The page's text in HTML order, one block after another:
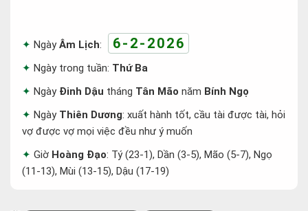
NgàyÂm Lịch: 6-2-2026
Ngày trong tuần: Thứ Ba
Ngày Đinh Dậu tháng Tân Mão năm Bính Ngọ
Ngày Thiên Dương: xuất hành tốt, cầu tài được tài, hỏi
vợ được vợ mọi việc đều như ý muốn
Giờ Hoàng Đạo: Tý (23-1), Dần (3-5), Mão (5-7), Ngọ
(11-13), Mùi (13-15), Dậu (17-19)